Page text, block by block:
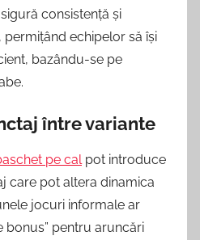
consistență și
echipelor să își
bazându-se pe
între variante
pe calpot introduce
care pot altera dinamica
jocuri informale ar
bonus” pentru aruncări